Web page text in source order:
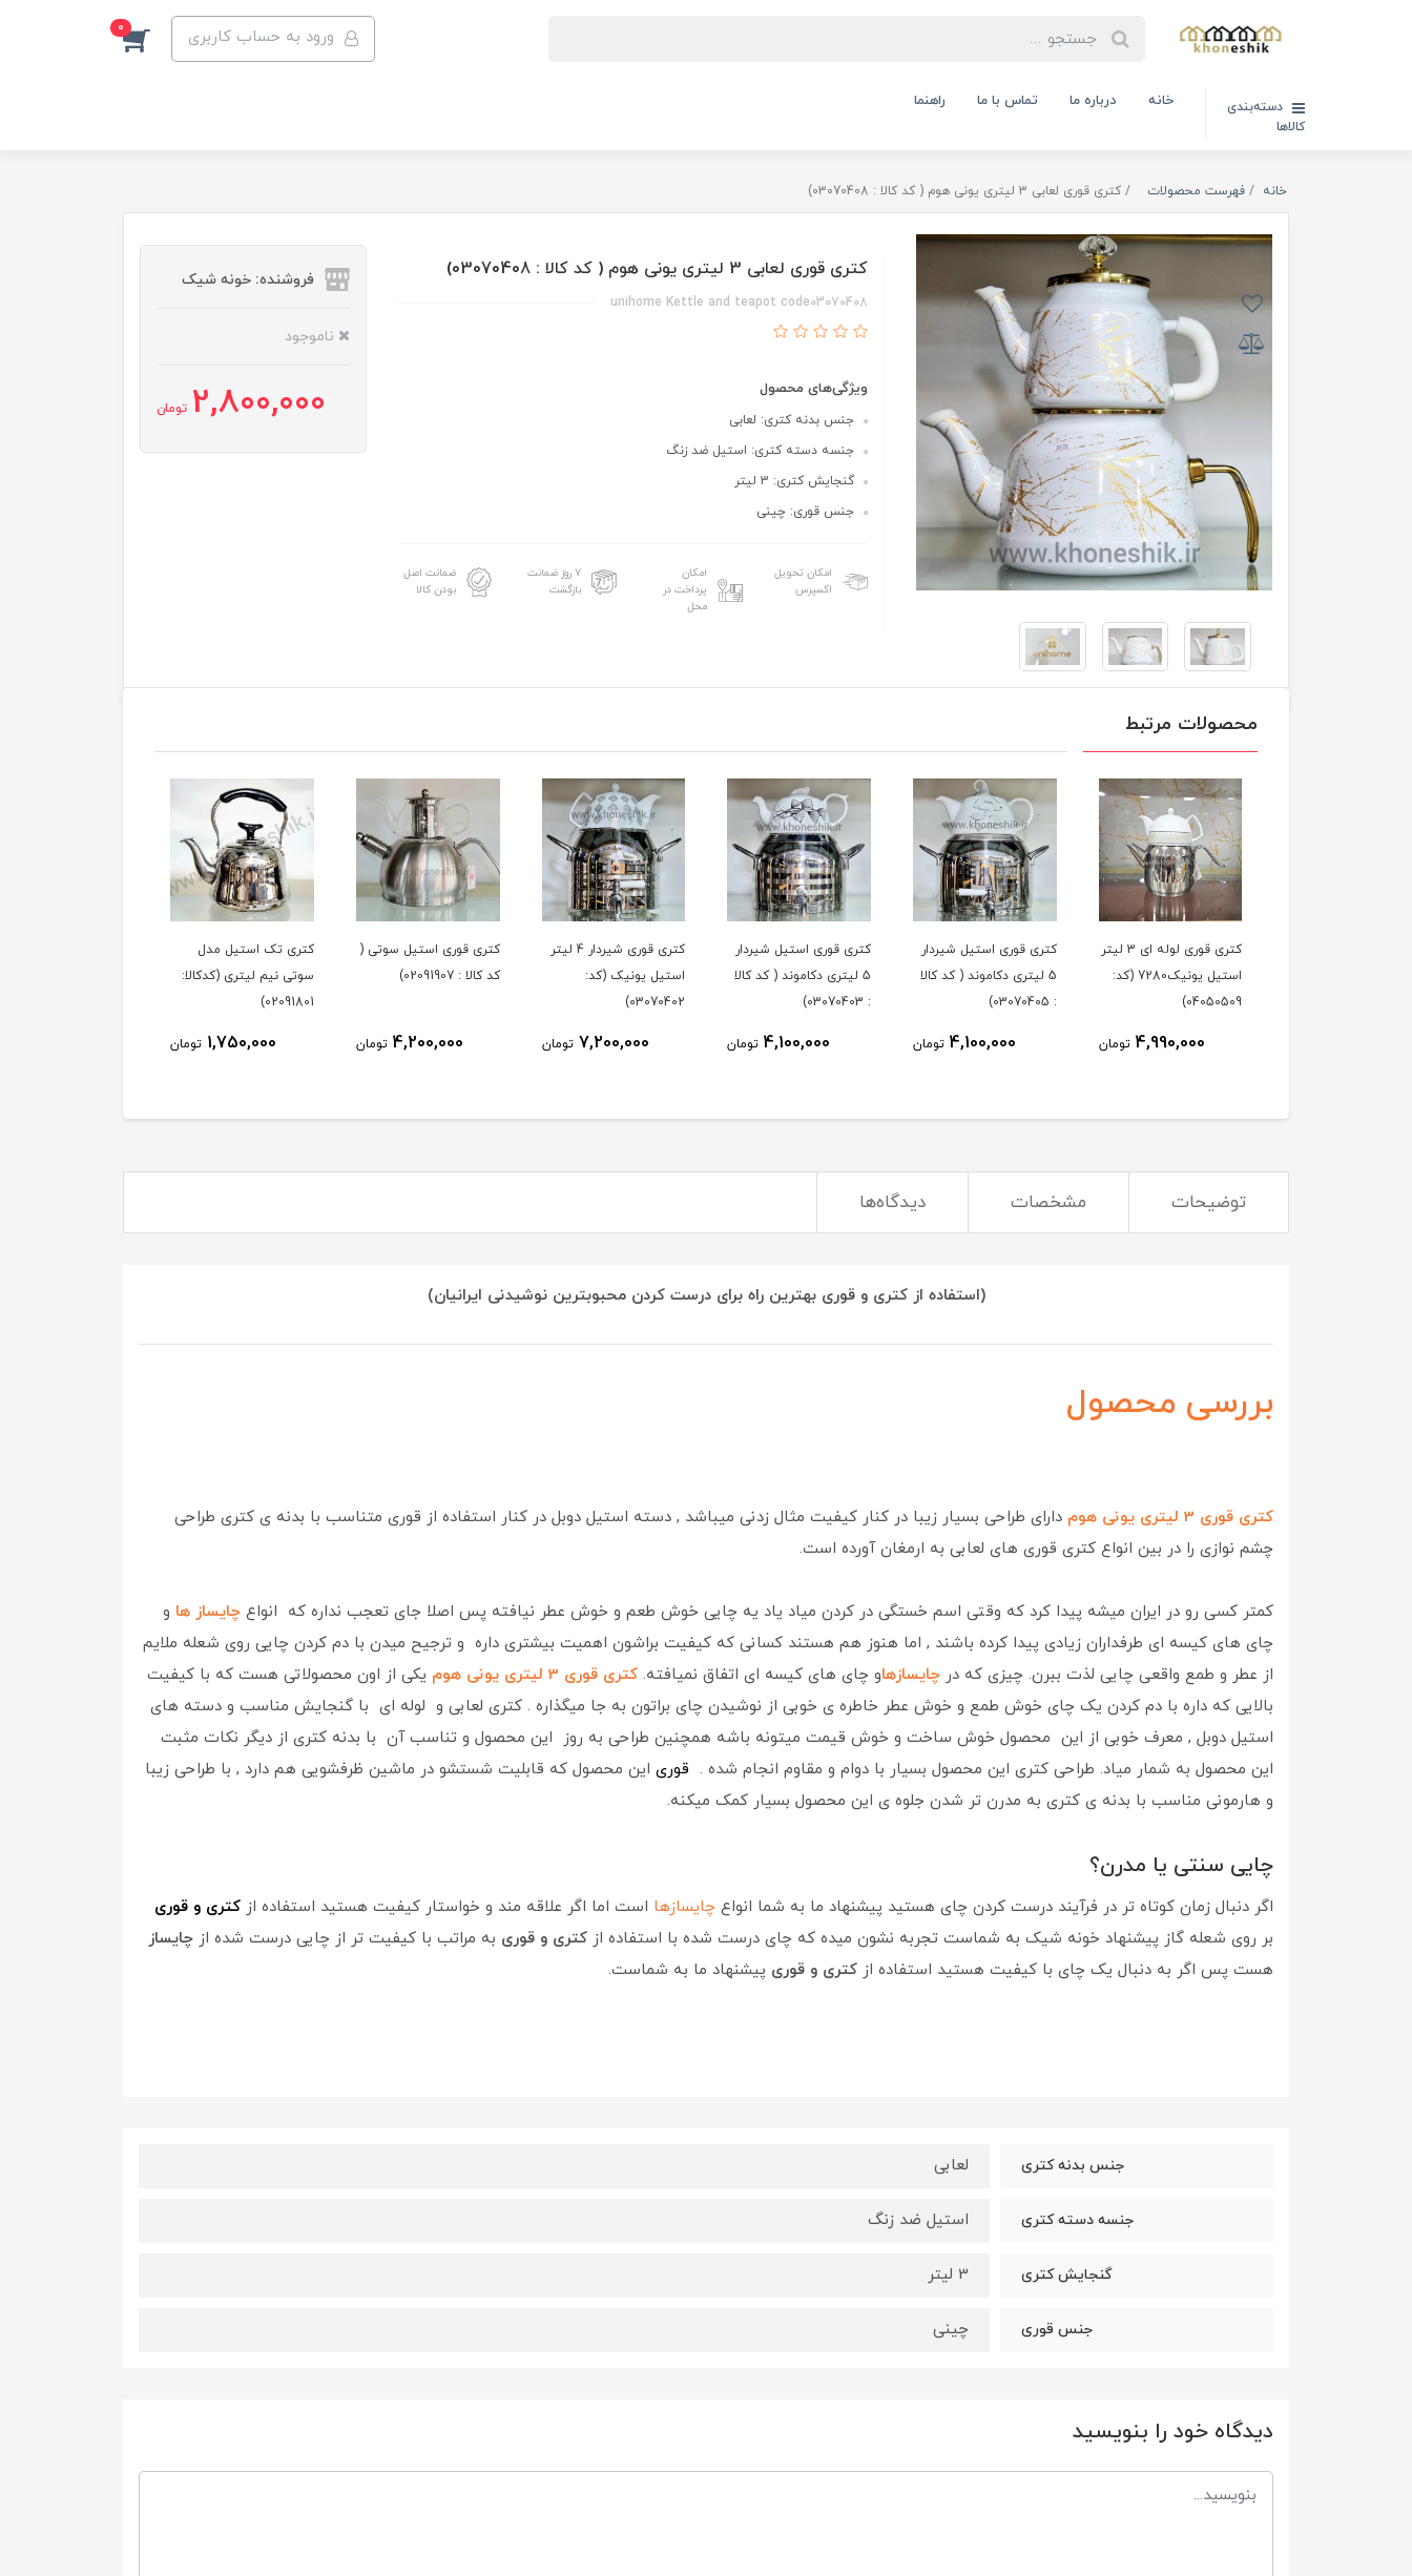
ورود به حساب کاربری 0
دسته‌بندی
کالاها
خانه درباره ما تماس با ما راهنما
خانه فهرست محصولات کتری قوری لعابی 3 لیتری یونی هوم ( کد کالا : 03070408)
کتری قوری لعابی 3 لیتری یونی هوم ( کد کالا : 03070408)
unihome Kettle and teapot code03070408
ویژگی‌های محصول
جنس بدنه کتری: لعابی
جنسه دسته کتری: استیل ضد زنگ
گنجایش کتری: 3 لیتر
جنس قوری: چینی
امکان تحویل
اکسپرس
امکان
پرداخت در
محل
۷ روز ضمانت
بازگشت
ضمانت اصل
بودن کالا
فروشنده: خونه شیک
ناموجود
2,800,000 تومان
محصولات مرتبط
کتری قوری لوله ای 3 لیتر
استیل یونیک7280 (کد:
04050509)
4,990,000 تومان
کتری قوری استیل شیردار
5 لیتری دکاموند ( کد کالا
: 03070405)
4,100,000 تومان
کتری قوری استیل شیردار
5 لیتری دکاموند ( کد کالا
: 03070403)
4,100,000 تومان
کتری قوری شیردار 4 لیتر
استیل یونیک (کد:
03070402)
7,200,000 تومان
کتری قوری استیل سوتی (
کد کالا : 02091907)
4,200,000 تومان
کتری تک استیل مدل
سوتی نیم لیتری (کدکالا:
02091801)
1,750,000 تومان
توضیحات مشخصات دیدگاه‌ها
(استفاده از کتری و قوری بهترین راه برای درست کردن محبوبترین نوشیدنی ایرانیان)
بررسی محصول
کتری قوری 3 لیتری یونی هوم
دارای طراحی بسیار زیبا در کنار کیفیت مثال زدنی میباشد , دسته استیل دوبل در کنار استفاده از قوری متناسب با بدنه ی کتری طراحی
چشم نوازی را در بین انواع کتری قوری های لعابی به ارمغان آورده است.
کمتر کسی رو در ایران میشه پیدا کرد که وقتی اسم خستگی در کردن میاد یاد یه چایی خوش طعم و خوش عطر نیافته پس اصلا جای تعجب نداره که انواع چایساز ها و
چای های کیسه ای طرفداران زیادی پیدا کرده باشند , اما هنوز هم هستند کسانی که کیفیت براشون اهمیت بیشتری داره و ترجیح میدن با دم کردن چایی روی شعله ملایم
از عطر و طمع واقعی چایی لذت ببرن. چیزی که در چایسازهاو چای های کیسه ای اتفاق نمیافته. کتری قوری 3 لیتری یونی هوم
یکی از اون محصولاتی هست که با کیفیت
بالایی که داره با دم کردن یک چای خوش طمع و خوش عطر خاطره ی خوبی از نوشیدن چای براتون به جا میگذاره . کتری لعابی و لوله ای با گنجایش مناسب و دسته های
استیل دوبل , معرف خوبی از این محصول خوش ساخت و خوش قیمت میتونه باشه همچنین طراحی به روز
این محصول و تناسب آن با بدنه کتری از دیگر نکات مثبت
این محصول به شمار میاد. طراحی کتری این محصول بسیار با دوام و مقاوم انجام شده . قوری این محصول که قابلیت شستشو در ماشین ظرفشویی هم دارد , با طراحی زیبا
و هارمونی مناسب با بدنه ی کتری به مدرن تر شدن جلوه ی این محصول بسیار کمک میکنه.
چایی سنتی یا مدرن؟
اگر دنبال زمان کوتاه تر در فرآیند درست کردن چای هستید پیشنهاد ما به شما انواع چایسازها است اما اگر علاقه مند و خواستار کیفیت هستید استفاده از کتری و قوری
بر روی شعله گاز پیشنهاد خونه شیک به شماست تجربه نشون میده که چای درست شده با استفاده از کتری و قوری به مراتب با کیفیت تر از چایی درست شده از چایساز
هست پس اگر به دنبال یک چای با کیفیت هستید استفاده از کتری و قوری پیشنهاد ما به شماست.
جنس بدنه کتری لعابی
جنسه دسته کتری استیل ضد زنگ
گنجایش کتری 3 لیتر
جنس قوری چینی
دیدگاه خود را بنویسید